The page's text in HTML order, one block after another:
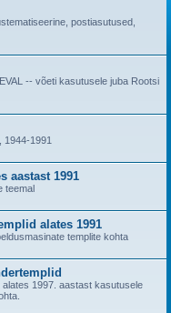
postiasutused,
-- võeti kasutusele juba Rootsi
1944-1991
aastast 1991
teemal
alates 1991
templite kohta
1997. aastast kasutusele